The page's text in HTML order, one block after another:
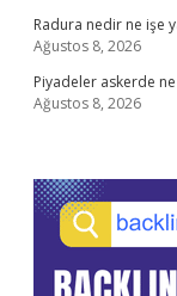
Radura nedir ne işe
Ağustos 8, 2026
Piyadeler askerde
Ağustos 8, 2026